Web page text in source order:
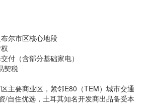
尔市区核心地段
（含部分基础家电）
契税
要商业区，紧邻E80（TEM）城市交通
/自住优选，土耳其知名开发商出品备受本